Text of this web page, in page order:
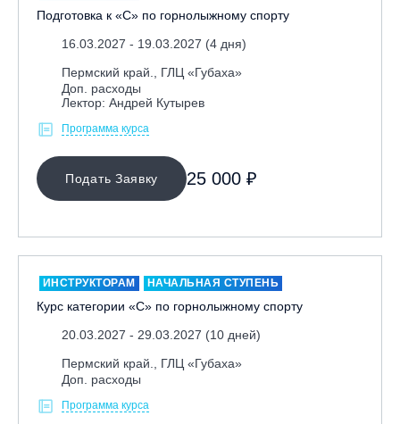
Приморский край, ГЛК «Медвежья Долина»
Республика Алтай, ВК «Манжерок»
Республика Башкортостан, ГЛЦ "Банное"
Республика Башкортостан., с. Новоабзаково, ГЛЦ
Санкт-Петербург, Всесезонный курорт «Игора»
Санкт-Петербург, Скейт-парк под мостом Бетанкура
Сочи, ГТЦ «Газпром»
Узбекистан, ГКЛЦ «Amirsoy»
Уфа,СШОР ПО БИАТЛОНУ РБ
Челябинская обл., Миасс, Вейк-клуб «Мастер»
Чусовой, ГК «Такман»
Южно-Сахалинск, СТК «Горный воздух»
Подготовка к «С» по горнолыжному спорту
16.03.2027 - 19.03.2027 (4 дня)
Пермский край., ГЛЦ «Губаха»
Доп. расходы
Лектор: Андрей Кутырев
Программа курса
Подать Заявку 25 000 ₽
ИНСТРУКТОРАМ НАЧАЛЬНАЯ СТУПЕНЬ
Курс категории «С» по горнолыжному спорту
20.03.2027 - 29.03.2027 (10 дней)
Пермский край., ГЛЦ «Губаха»
Доп. расходы
Программа курса